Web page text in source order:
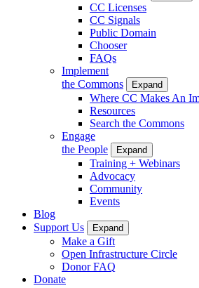
CC Licenses
CC Signals
Public Domain
Chooser
FAQs
Implement
the Commons
Expand
Where CC Makes An
Resources
Search the Commons
Engage
the People
Expand
Training + Webinars
Advocacy
Community
Events
Blog
Support Us
Expand
Make a Gift
Open Infrastructure Circle
Donor FAQ
Donate